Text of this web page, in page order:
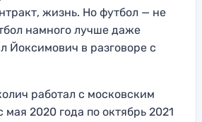
жизнь. Но футбол — не
намного лучше даже
Йоксимович в разговоре с
работал с московским
2020 года по октябрь 2021